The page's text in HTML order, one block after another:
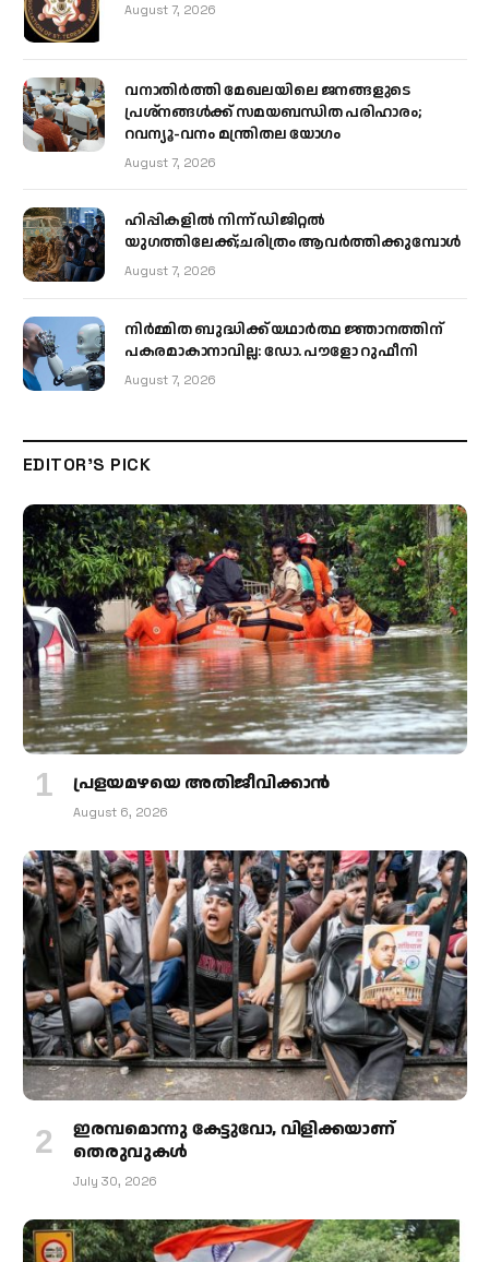
August 7, 2026
വനാതിർത്തി മേഖലയിലെ ജനങ്ങളുടെ
പ്രശ്നങ്ങൾക്ക് സമയബന്ധിത പരിഹാരം;
റവന്യൂ-വനം മന്ത്രിതല യോഗം
August 7, 2026
ഹിപ്പികളില്‍ നിന്ന് ഡിജിറ്റല്‍
യുഗത്തിലേക്ക്;ചരിത്രം ആവര്‍ത്തിക്കുമ്പോള്‍
August 7, 2026
നിർമ്മിത ബുദ്ധിക്ക് യഥാർത്ഥ ജ്ഞാനത്തിന്
പകരമാകാനാവില്ല: ഡോ. പൗളോ റുഫീനി
August 7, 2026
EDITOR'S PICK
പ്രളയമഴയെ അതിജീവിക്കാന്‍
August 6, 2026
ഇരമ്പമൊന്നു കേട്ടുവോ, വിളിക്കയാണ്
തെരുവുകള്‍
July 30, 2026